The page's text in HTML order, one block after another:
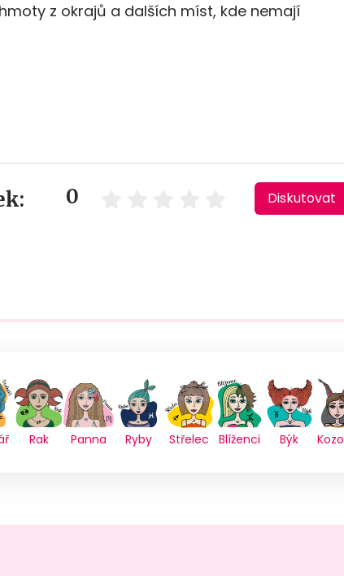
z okrajů a dalších míst, kde nemají
0 Diskutovat
Rak Panna Ryby Střelec Blíženci Býk